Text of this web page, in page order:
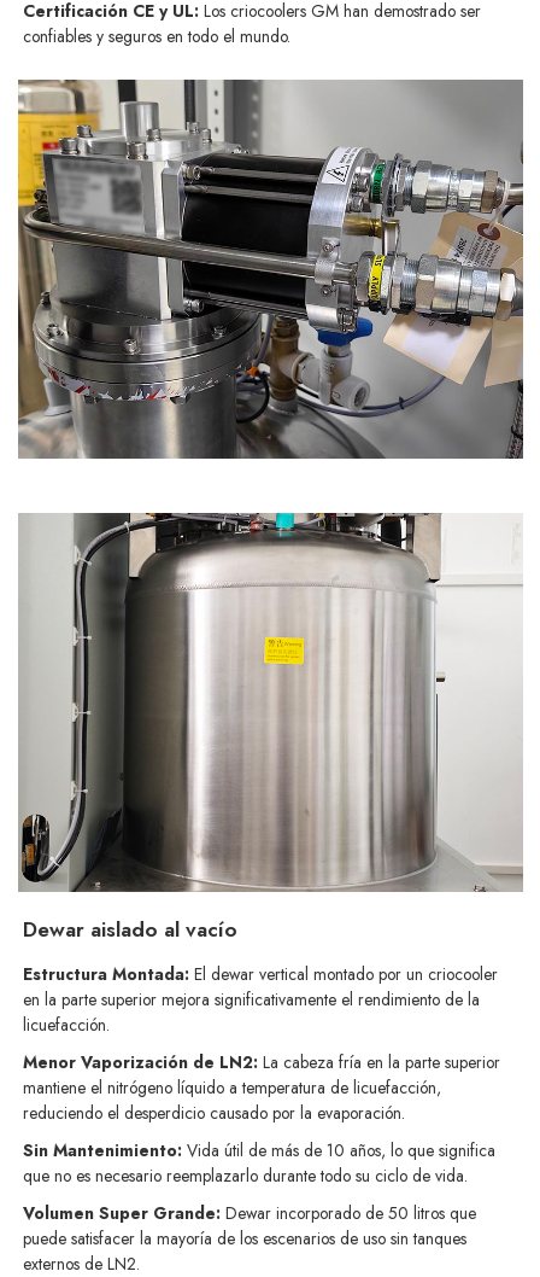
Certificación CE y UL:Los criocoolers GM han demostrado ser
confiables y seguros en todo el mundo.
Dewar aislado al vacío
Estructura Montada:El dewar vertical montado por un criocooler
en la parte superior mejora significativamente el rendimiento de la
licuefacción.
Menor Vaporización de LN2:La cabeza fría en la parte superior
mantiene el nitrógeno líquido a temperatura de licuefacción,
reduciendo el desperdicio causado por la evaporación.
Sin Mantenimiento:Vida útil de más de 10 años, lo que significa
que no es necesario reemplazarlo durante todo su ciclo de vida.
Volumen Super Grande:Dewar incorporado de 50 litros que
puede satisfacer la mayoría de los escenarios de uso sin tanques
externos de LN2.